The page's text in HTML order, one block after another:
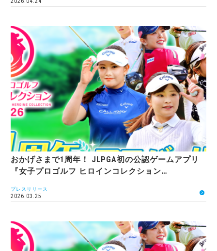
おかげさまで1周年！ JLPGA初の公認ゲームアプリ
『女子プロゴルフ ヒロインコレクション…
プレスリリース
2026.03.25